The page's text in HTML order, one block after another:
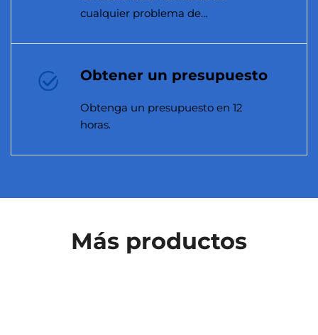
cualquier problema de
Obtener un presupuesto
Obtenga un presupuesto en 12
horas.
Más productos